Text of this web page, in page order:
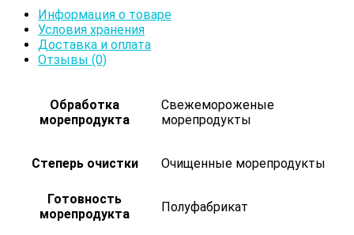
Информация о товаре
Условия хранения
Доставка и оплата
Отзывы (0)
Обработка
морепродукта
Свежемороженые
морепродукты
Степерь очистки Очищенные морепродукты
Готовность
морепродукта
Полуфабрикат